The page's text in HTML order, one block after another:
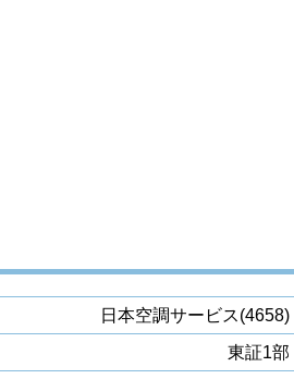
日本空調サービス(4658)
東証1部